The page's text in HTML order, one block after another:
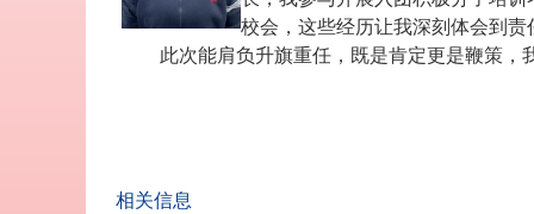
校会，这些经历让我深刻体会到责
此次能肩负升旗重任，既是肯定更是鞭策
相关信息